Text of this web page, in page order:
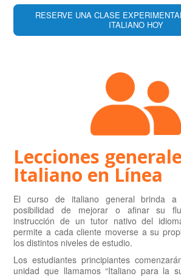
RESERVE UNA CLASE
ITALIANO HOY
Lecciones
Italiano en Línea
El curso de italiano general brinda a
posibilidad de mejorar o afinar su
instrucción de un tutor nativo del
permite a cada cliente moverse a su
los distintos niveles de estudio.
Los estudiantes principiantes
unidad que llamamos “Italiano para la